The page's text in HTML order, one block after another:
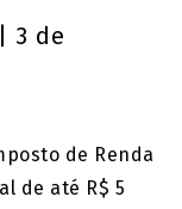
| 3 de
de Renda
de até R$ 5